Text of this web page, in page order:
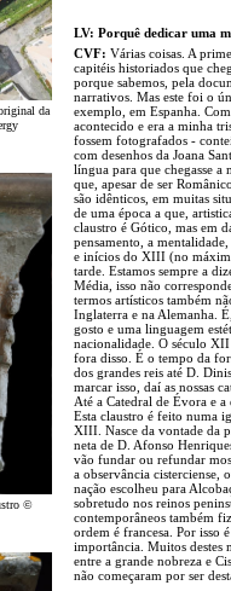
da
©
LV: Porquê dedicar uma
CVF: Várias coisas. A
capitéis historiados que
porque sabemos, pela
narrativos. Mas este foi o
exemplo, em Espanha.
acontecido e era a minha
fossem fotografados -
com desenhos da Joana
língua para que chegasse a
que, apesar de ser
são idênticos, em muitas
de uma época a que,
claustro é Gótico, mas em
pensamento, a
e inícios do XIII (no
tarde. Estamos sempre a
Média, isso não
termos artísticos também
Inglaterra e na Alemanha.
gosto e uma linguagem
nacionalidade. O século
fora disso. É o tempo da
dos grandes reis até D.
marcar isso, daí as nossas
Até a Catedral de Évora e a
Esta claustro é feito numa
XIII. Nasce da vontade da
neta de D. Afonso
vão fundar ou refundar
a observância cisterciense,
nação escolheu para
sobretudo nos reinos
contemporâneos também
ordem é francesa. Por isso
importância. Muitos destes
entre a grande nobreza e
não começaram por ser